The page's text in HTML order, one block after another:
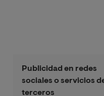
Publicidad en redes
sociales o servicios
terceros